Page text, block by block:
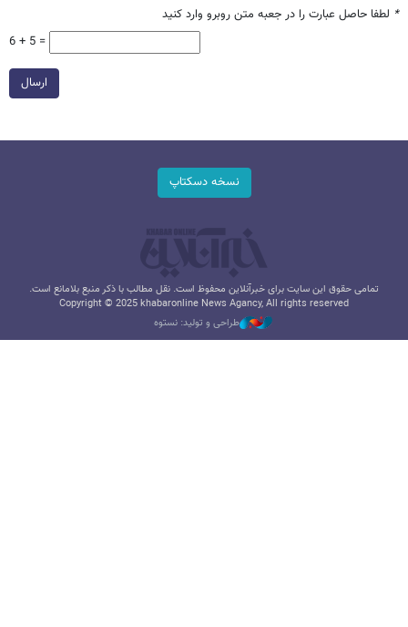
* لطفا حاصل عبارت را در جعبه متن روبرو وارد کنید
6 + 5 =
ارسال
نسخه دسکتاپ
تمامی حقوق این سایت برای خبرآنلاین محفوظ است. نقل مطالب با ذکر منبع بلامانع است.
Copyright © 2025 khabaronline News Agancy, All rights reserved
طراحی و تولید: نستوه